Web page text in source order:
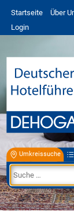
Startseite Über
Login
Umkreissuche